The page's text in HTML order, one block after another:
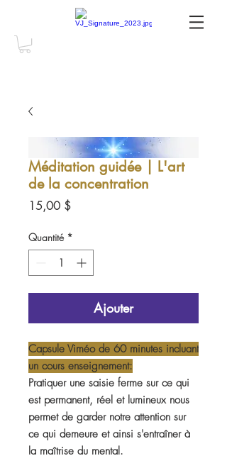
Méditation guidée | L'art
de la concentration
15,00 $Prix
Quantité *
Ajouter
Capsule Viméo de 60 minutes incluant
un cours enseignement:
Pratiquer une saisie ferme sur ce qui
est permanent, réel et lumineux nous
permet de garder notre attention sur
ce qui demeure et ainsi s'entraîner à
la maîtrise du mental.